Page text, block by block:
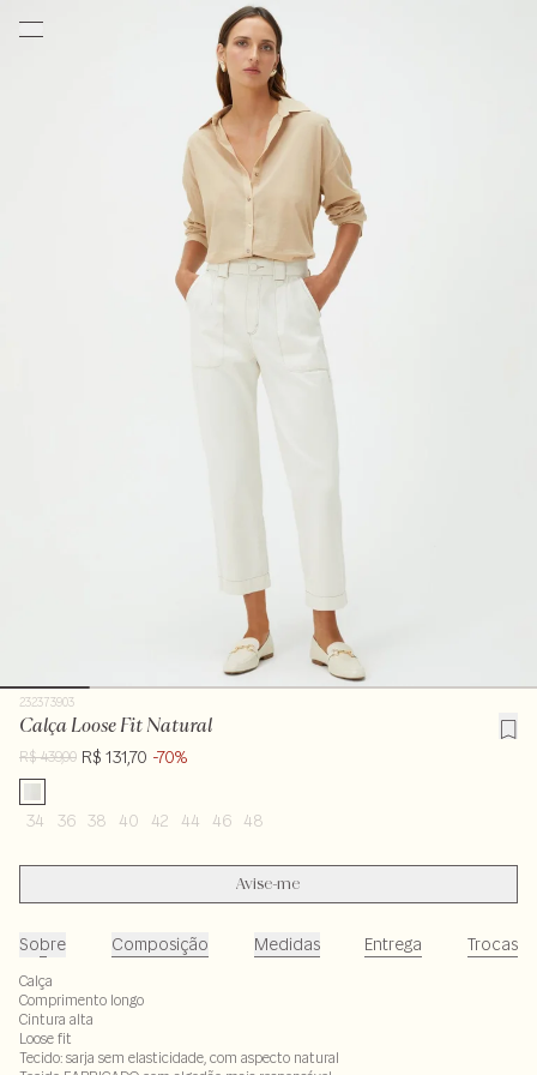
232373903
Calça Loose Fit Natural
R$ 439,00 R$ 131,70 -70%
34 36 38 40 42 44 46 48
Avise-me
Sobre Composição Medidas Entrega Trocas
Calça
Comprimento longo
Cintura alta
Loose fit
Tecido: sarja sem elasticidade, com aspecto natural